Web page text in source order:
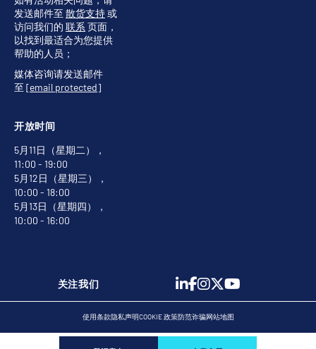
开放时间
5月11日（星期二），
11:00 - 19:00
5月12日（星期三），
10:00 - 18:00
5月13日（星期四），
10:00 - 16:00
发送邮件至 散货支持或
访问我们的 联系 页面，
以找到最适合为您提供
帮助的人员；
媒体咨询请发送邮件
至 [email protected]
关注我们
使用条款隐私声明COOKIE 政策防范诈骗网站地图